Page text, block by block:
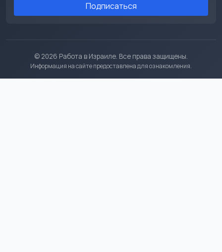
Подписаться
© 2026 Работа в Израиле. Все права защищены.
Информация на сайте предоставлена для ознакомления.